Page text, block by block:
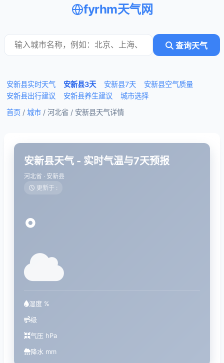
fyrhm天气网
查询天气
安新县实时天气 安新县3天 安新县7天
安新县空气质量
安新县出行建议
安新县养生建议
城市选择
首页 / 城市 / 河北省 / 安新县天气详情
安新县天气 - 实时气温与7天预报
河北省 · 安新县
更新于 :
°
湿度 %
级
气压 hPa
降水 mm